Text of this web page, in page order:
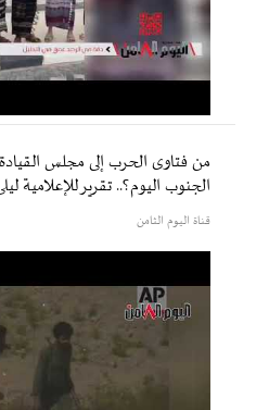
من فتاوى الحرب إلى مجلس
الجنوب اليوم؟.. تقرير للإعلامية
قناة اليوم الثامن